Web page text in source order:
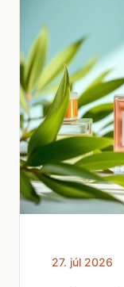
27. júl 2026